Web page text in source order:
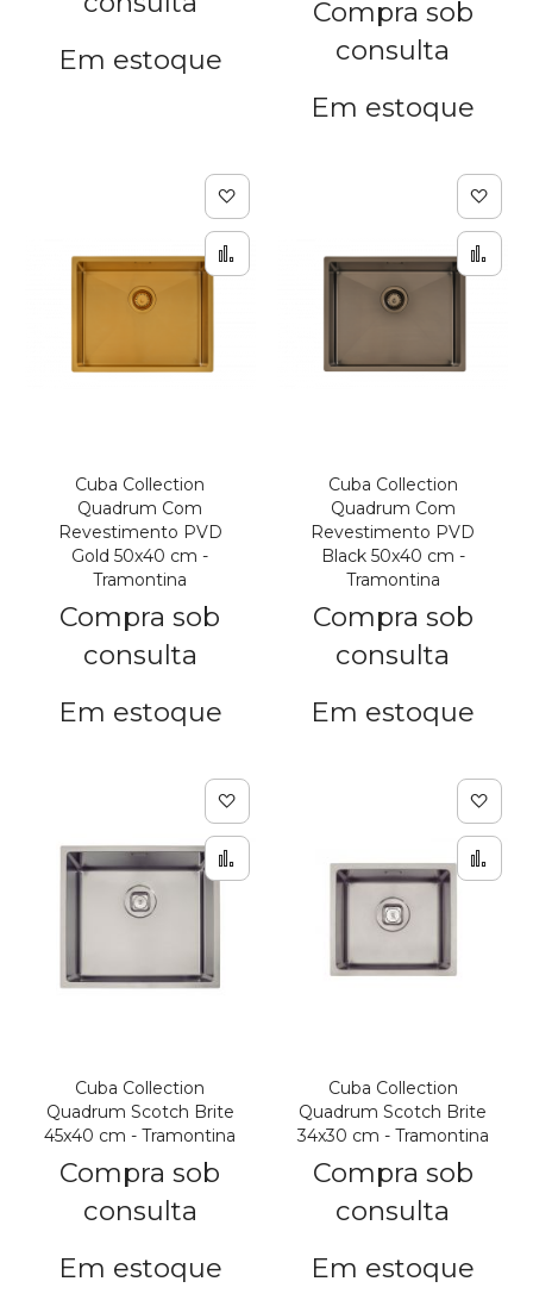
Em estoque
Compra sob
consulta
Em estoque
Cuba Collection
Quadrum Com
Revestimento PVD
Gold 50x40 cm -
Tramontina
Compra sob
consulta
Em estoque
Adicionar à lista de
Adicionar para
Cuba Collection
Quadrum Com
Revestimento PVD
Black 50x40 cm -
Tramontina
Compra sob
consulta
Em estoque
Cuba Collection
Quadrum Scotch Brite
45x40 cm - Tramontina
Compra sob
consulta
Em estoque
Adicionar à lista de
Adicionar para
Cuba Collection
Quadrum Scotch Brite
34x30 cm - Tramontina
Compra sob
consulta
Em estoque